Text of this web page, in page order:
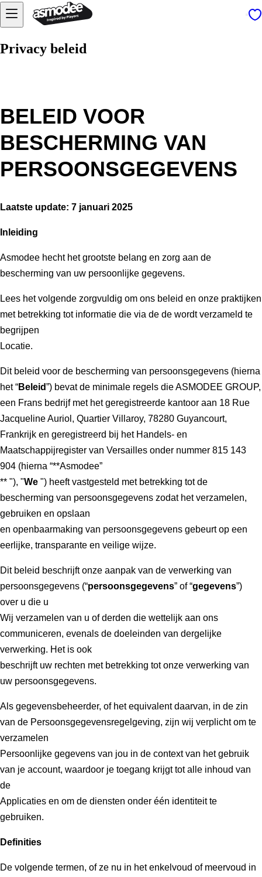
Privacy beleid
BELEID VOOR
BESCHERMING VAN
PERSOONSGEGEVENS
Laatste update: 7 januari 2025
Inleiding
Asmodee hecht het grootste belang en zorg aan de
bescherming van uw persoonlijke gegevens.
Lees het volgende zorgvuldig om ons beleid en onze praktijken
met betrekking tot informatie die via de de wordt verzameld te
begrijpen
Locatie.
Dit beleid voor de bescherming van persoonsgegevens (hierna
het “Beleid”) bevat de minimale regels die ASMODEE GROUP,
een Frans bedrijf met het geregistreerde kantoor aan 18 Rue
Jacqueline Auriol, Quartier Villaroy, 78280 Guyancourt,
Frankrijk en geregistreerd bij het Handels- en
Maatschappijregister van Versailles onder nummer 815 143
904 (hierna “**Asmodee”
** "), "We ") heeft vastgesteld met betrekking tot de
bescherming van persoonsgegevens zodat het verzamelen,
gebruiken en opslaan
en openbaarmaking van persoonsgegevens gebeurt op een
eerlijke, transparante en veilige wijze.
Dit beleid beschrijft onze aanpak van de verwerking van
persoonsgegevens (“persoonsgegevens” of “gegevens”)
over u die u
Wij verzamelen van u of derden die wettelijk aan ons
communiceren, evenals de doeleinden van dergelijke
verwerking. Het is ook
beschrijft uw rechten met betrekking tot onze verwerking van
uw persoonsgegevens.
Als gegevensbeheerder, of het equivalent daarvan, in de zin
van de Persoonsgegevensregelgeving, zijn wij verplicht om te
verzamelen
Persoonlijke gegevens van jou in de context van het gebruik
van je account, waardoor je toegang krijgt tot alle inhoud van
de
Applicaties en om de diensten onder één identiteit te
gebruiken.
Definities
De volgende termen, of ze nu in het enkelvoud of meervoud in